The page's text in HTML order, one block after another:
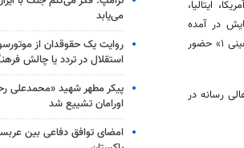
آمریکا، ایتالیا،
در آمده
است.‌ همچنین نتفیلیکس، اپل تی‌وی و آمازون پلتفرم‌هایی هستند که در فرایند پخش بین‌الملل «پسر دلفینی ۱» حضور
دوم در سینمای اهالی رسانه در
می‌یابد
روایت یک حقوقدان از
استقلال در تردد یا چالش
پیکر مطهر شهید «محمدعلی
اورامان تشییع شد
امضای توافق دفاعی بین